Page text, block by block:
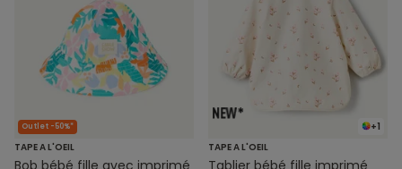
Outlet -50%*
TAPE A L'OEIL
Bob bébé fille avec imprimé
+1
TAPE A L'OEIL
Tablier bébé fille imprimé